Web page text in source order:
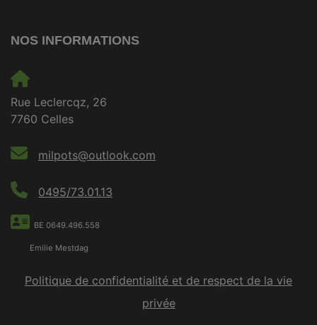
NOS INFORMATIONS
Rue Leclercqz, 26
7760 Celles
milpots@outlook.com
0495/73.01.13
BE 0649.496.558
Emilie Mestdag
Politique de confidentialité et de respect de la vie
privée